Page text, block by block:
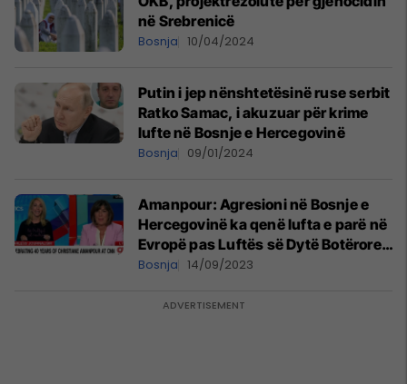
në Srebrenicë
Bosnja 10/04/2024
Putin i jep nënshtetësinë ruse serbit
Ratko Samac, i akuzuar për krime
lufte në Bosnje e Hercegovinë
Bosnja 09/01/2024
Amanpour: Agresioni në Bosnje e
Hercegovinë ka qenë lufta e parë në
Evropë pas Luftës së Dytë Botërore –
jo kjo në Ukrainë
Bosnja 14/09/2023